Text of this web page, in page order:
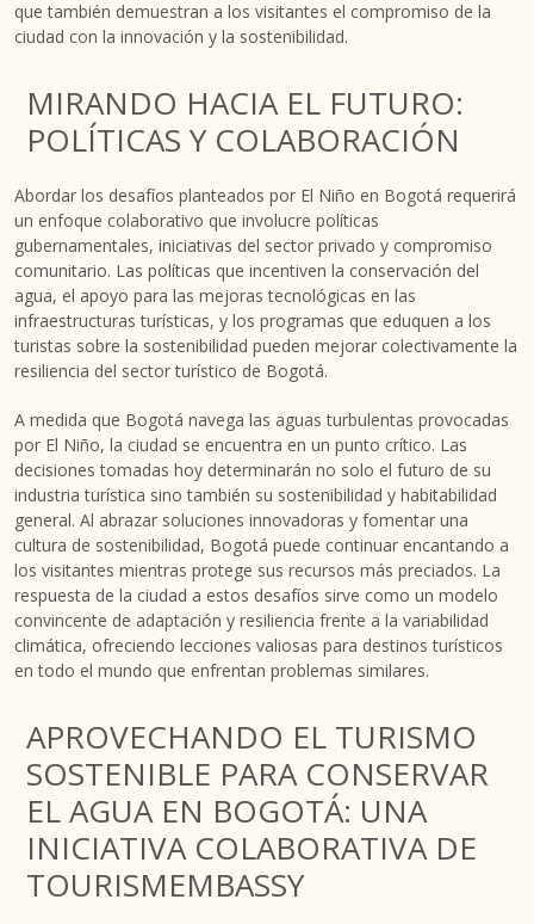
que también demuestran a los visitantes el compromiso de la
ciudad con la innovación y la sostenibilidad.
MIRANDO HACIA EL FUTURO:
POLÍTICAS Y COLABORACIÓN
Abordar los desafíos planteados por El Niño en Bogotá requerirá
un enfoque colaborativo que involucre políticas
gubernamentales, iniciativas del sector privado y compromiso
comunitario. Las políticas que incentiven la conservación del
agua, el apoyo para las mejoras tecnológicas en las
infraestructuras turísticas, y los programas que eduquen a los
turistas sobre la sostenibilidad pueden mejorar colectivamente la
resiliencia del sector turístico de Bogotá.
A medida que Bogotá navega las aguas turbulentas provocadas
por El Niño, la ciudad se encuentra en un punto crítico. Las
decisiones tomadas hoy determinarán no solo el futuro de su
industria turística sino también su sostenibilidad y habitabilidad
general. Al abrazar soluciones innovadoras y fomentar una
cultura de sostenibilidad, Bogotá puede continuar encantando a
los visitantes mientras protege sus recursos más preciados. La
respuesta de la ciudad a estos desafíos sirve como un modelo
convincente de adaptación y resiliencia frente a la variabilidad
climática, ofreciendo lecciones valiosas para destinos turísticos
en todo el mundo que enfrentan problemas similares.
APROVECHANDO EL TURISMO
SOSTENIBLE PARA CONSERVAR
EL AGUA EN BOGOTÁ: UNA
INICIATIVA COLABORATIVA DE
TOURISMEMBASSY